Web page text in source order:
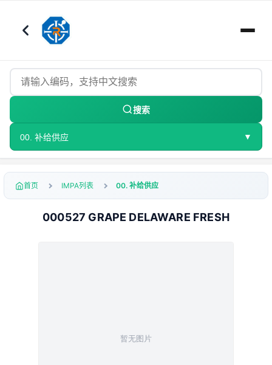
搜索
00. 补给供应 ▼
首页 IMPA列表 00. 补给供应
000527 GRAPE DELAWARE FRESH